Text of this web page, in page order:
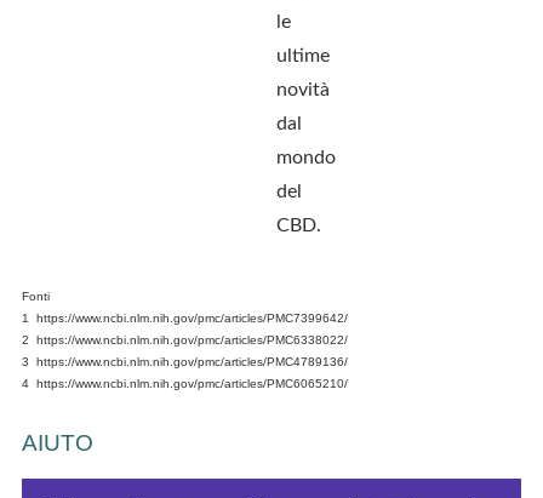
le
ultime
novità
dal
mondo
del
CBD.
Fonti
1 https://www.ncbi.nlm.nih.gov/pmc/articles/PMC7399642/
2 https://www.ncbi.nlm.nih.gov/pmc/articles/PMC6338022/
3 https://www.ncbi.nlm.nih.gov/pmc/articles/PMC4789136/
4 https://www.ncbi.nlm.nih.gov/pmc/articles/PMC6065210/
AIUTO